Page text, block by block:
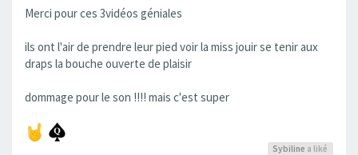
Merci pour ces 3vidéos géniales
ils ont l'air de prendre leur pied voir la miss jouir se tenir aux
draps la bouche ouverte de plaisir
dommage pour le son !!!! mais c'est super
Sybiline a liké